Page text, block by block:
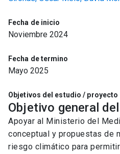
Fecha de inicio
Noviembre 2024
Fecha de termino
Mayo 2025
Objetivos del estudio / proyecto
Objetivo general
Apoyar al Ministerio del
conceptual y propuestas de
riesgo climático para